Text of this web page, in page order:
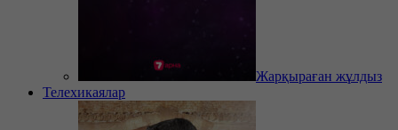
Жарқыраған жұлдыз
Телехикаялар